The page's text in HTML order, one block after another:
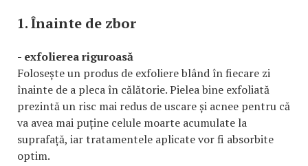
1. Înainte de zbor
- exfolierea riguroasă
Folosește un produs de exfoliere blând în fiecare zi
înainte de a pleca în călătorie. Pielea bine exfoliată
prezintă un risc mai redus de uscare și acnee pentru că
va avea mai puține celule moarte acumulate la
suprafață, iar tratamentele aplicate vor fi absorbite
optim.